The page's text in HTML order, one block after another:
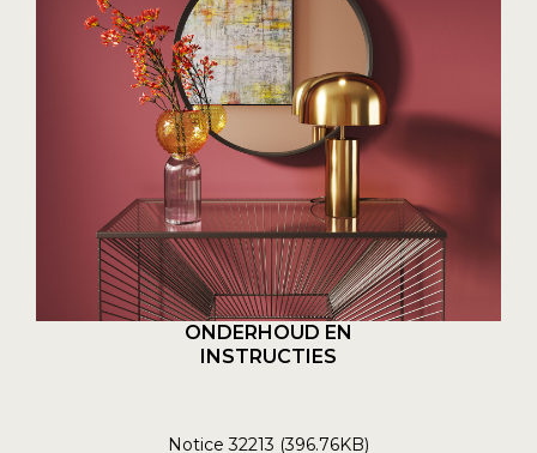
ONDERHOUD EN
INSTRUCTIES
Notice 32213 (396.76KB)